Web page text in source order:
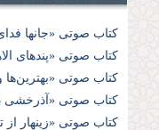
کتاب صوتی «جانها
کتاب صوتی «پندهای
کتاب صوتی «زینهار از